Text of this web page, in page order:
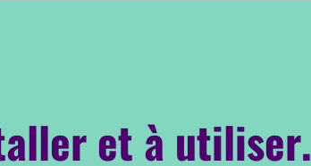
et à utiliser.